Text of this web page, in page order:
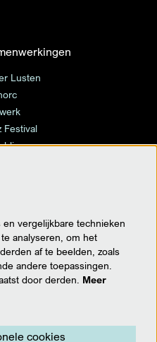
Lusten
Festival
de nieuwsbrief
vergelijkbare technieken
analyseren, om het
af te beelden, zoals
andere toepassingen.
door derden. Meer
cookies